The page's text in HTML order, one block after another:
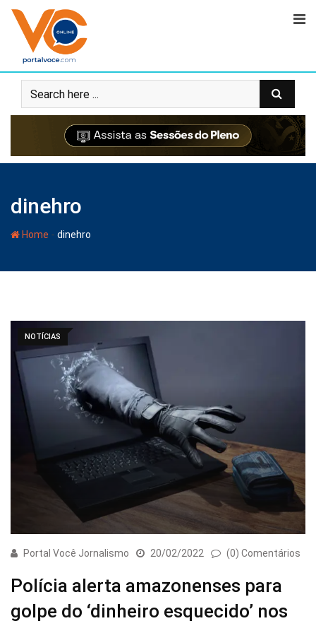
dinehro
Home - dinehro
NOTÍCIAS
Portal Você Jornalismo 20/02/2022 (0) Comentários
Polícia alerta amazonenses para
golpe do ‘dinheiro esquecido’ nos